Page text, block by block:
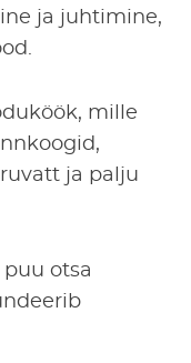
ja juhtimine,
mille
ja palju
otsa